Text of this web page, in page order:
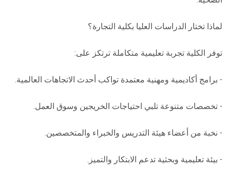
لماذا تختار الدراسات العليا بكلية التجارة؟
توفر الكلية تجربة تعليمية متكاملة ترتكز على:
- برامج أكاديمية ومهنية معتمدة تواكب أحدث الاتجاهات العالمية.
- تخصصات متنوعة تلبي احتياجات الخريجين وسوق العمل.
- نخبة من أعضاء هيئة التدريس والخبراء والمتخصصين.
- بيئة تعليمية وبحثية تدعم الابتكار والتميز.